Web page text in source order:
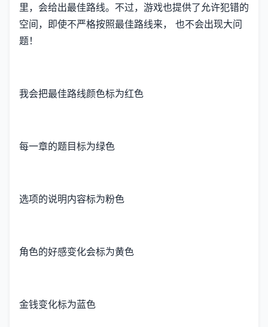
里，会给出最佳路线。不过，游戏也提供了允许犯错的
空间，即使不严格按照最佳路线来， 也不会出现大问
题！
我会把最佳路线颜色标为红色
每一章的题目标为绿色
选项的说明内容标为粉色
角色的好感变化会标为黄色
金钱变化标为蓝色